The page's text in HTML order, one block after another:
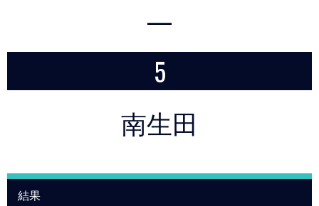
—
5
南生田
結果